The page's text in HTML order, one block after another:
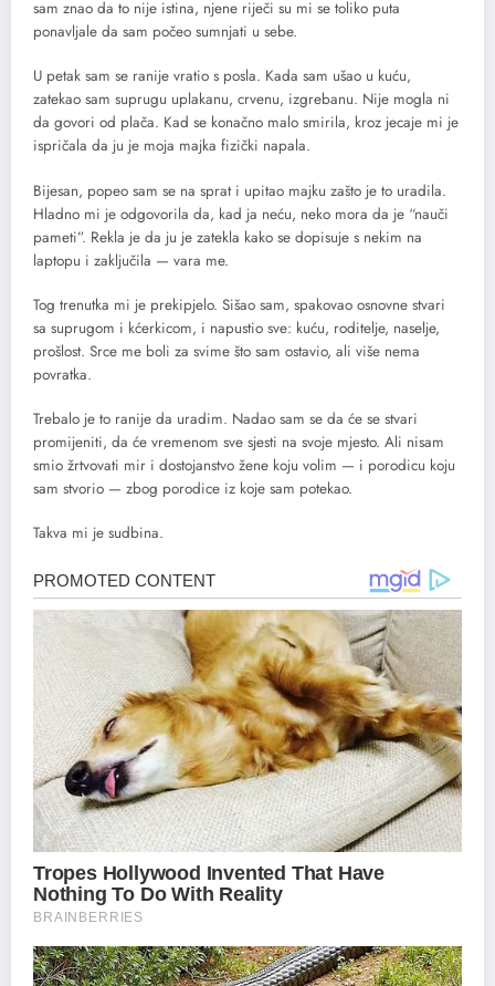
sam znao da to nije istina, njene riječi su mi se toliko puta
ponavljale da sam počeo sumnjati u sebe.
U petak sam se ranije vratio s posla. Kada sam ušao u kuću,
zatekao sam suprugu uplakanu, crvenu, izgrebanu. Nije mogla ni
da govori od plača. Kad se konačno malo smirila, kroz jecaje mi je
ispričala da ju je moja majka fizički napala.
Bijesan, popeo sam se na sprat i upitao majku zašto je to uradila.
Hladno mi je odgovorila da, kad ja neću, neko mora da je “nauči
pameti”. Rekla je da ju je zatekla kako se dopisuje s nekim na
laptopu i zaključila — vara me.
Tog trenutka mi je prekipjelo. Sišao sam, spakovao osnovne stvari
sa suprugom i kćerkicom, i napustio sve: kuću, roditelje, naselje,
prošlost. Srce me boli za svime što sam ostavio, ali više nema
povratka.
Trebalo je to ranije da uradim. Nadao sam se da će se stvari
promijeniti, da će vremenom sve sjesti na svoje mjesto. Ali nisam
smio žrtvovati mir i dostojanstvo žene koju volim — i porodicu koju
sam stvorio — zbog porodice iz koje sam potekao.
Takva mi je sudbina.